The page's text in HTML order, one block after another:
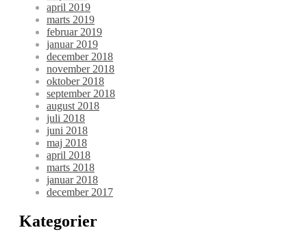
april 2019
marts 2019
februar 2019
januar 2019
december 2018
november 2018
oktober 2018
september 2018
august 2018
juli 2018
juni 2018
maj 2018
april 2018
marts 2018
januar 2018
december 2017
Kategorier